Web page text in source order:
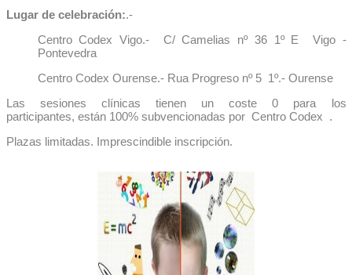
Lugar de celebración:.-
Centro Codex Vigo.- C/ Camelias nº 36 1º E Vigo -
Pontevedra
Centro Codex Ourense.- Rua Progreso nº 5 1º.- Ourense
Las sesiones clínicas tienen un coste 0 para los
participantes, están 100% subvencionadas por Centro Codex .
Plazas limitadas. Imprescindible inscripción.